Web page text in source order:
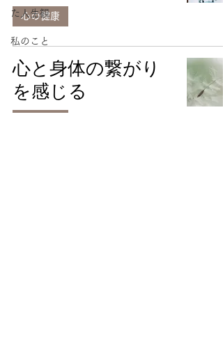
た人生観
私のこと
心の健康
心と身体の繋がり
を感じる